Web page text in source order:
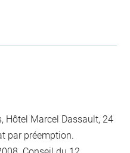
Hôtel Marcel Dassault, 24
par préemption.